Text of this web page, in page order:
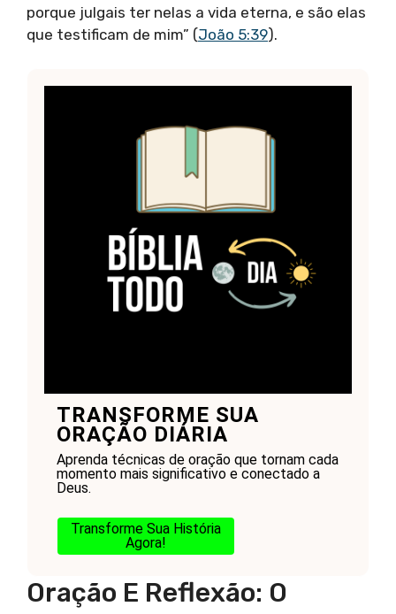
porque julgais ter nelas a vida eterna, e são elas
que testificam de mim” (João 5:39).
TRANSFORME SUA
ORAÇÃO DIÁRIA
Aprenda técnicas de oração que tornam cada
momento mais significativo e conectado a
Deus.
Transforme Sua História
Agora!
Oração E Reflexão: O